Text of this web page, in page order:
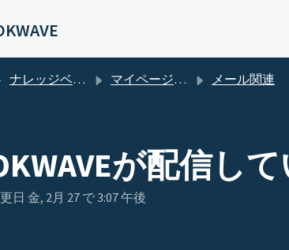
ナレッジベース マイページについて メール関連
が配信し
日 金, 2月 27 で 3:07 午後